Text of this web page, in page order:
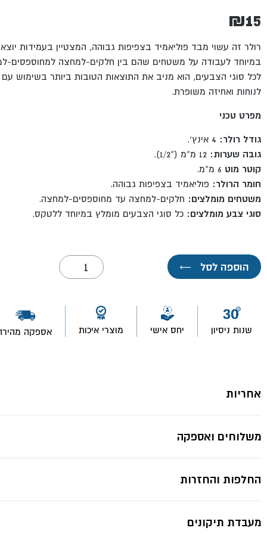
₪15
רולר זה עשוי מבד פוליאמיד בצפיפות גבוהה, המצטיין בעמידות
במיוחד לעבודה על משטחים שהם בין חלקים-למחצה למחוספסים-
לכל סוגי הצבעים, הוא מניב את התוצאות הטובות ביותר בשימוש
לנוחות ואחיזה משופרת.
מפרט טכני
גודל רולר: 4 אינץ'.
גובה שערות: 12 מ"מ ("1/2).
קוטר מוט 6 מ"מ.
חומר הרולר: פוליאמיד בצפיפות גבוהה.
משטחים מומלצים: חלקים-למחצה עד מחוספסים-למחצה.
סוגי צבע מומלצים: כל סוגי הצבעים מומלץ במיוחד ללטקס.
הוספה לסל ←
כמות
של
רולר
4"
ROLLINGDOG
שנות ניסיון יחס אישי מוצרי איכות אספקה
אחריות
משלוחים ואספקה
החלפות והחזרות
מעבדת תיקונים
*תמונות להמחשה בלבד